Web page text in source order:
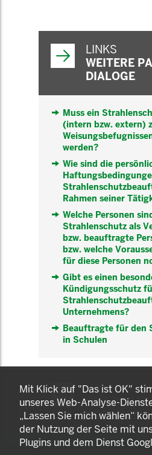
LINKS
WEITERE
DIALOGE
Muss ein
(intern bzw. extern)
werden?
Wie sind die
Rahmen seiner
Welche Personen
Strahlenschutz als
bzw. beauftragte
bzw. welche
für diese Personen
Gibt es einen
Kündigungsschutz
Unternehmens?
Beauftragte für den
in Schulen
KOMNET
GUT
ARBEITEN.
Mit Klick auf "Das ist OK"
unseres Web-Analyse-
„Lassen Sie mich wählen“
der Nutzung der Seite mit
Plugins und dem Dienst